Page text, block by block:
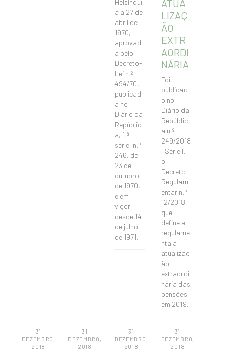
Helsínqui
a a 27 de
abril de
1970,
aprovad
a pelo
Decreto-
Lei n.º
494/70,
publicad
a no
Diário da
Repúblic
a, 1.ª
série, n.º
246, de
23 de
outubro
de 1970,
e em
vigor
desde 14
de julho
de 1971.
ATUA
LIZAÇ
ÃO
EXTR
AORDI
NÁRIA
Foi
publicad
o no
Diário da
Repúblic
a n.º
249/2018
, Série I,
o
Decreto
Regulam
entar n.º
12/2018,
que
define e
regulame
nta a
atualizaç
ão
extraordi
nária das
pensões
em 2019.
31
DEZEMBRO,
2018
31
DEZEMBRO,
2018
31
DEZEMBRO,
2018
31
DEZEMBRO,
2018